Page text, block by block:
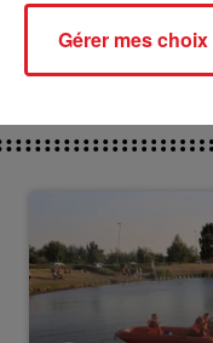
Gérer mes choix